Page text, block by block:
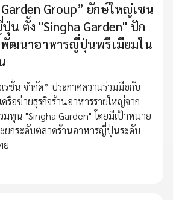
Group” ยักษ์ใหญ่เชน
น ตั้ง "Singha Garden" ปัก
ฒนาอาหารญี่ปุ่นพรีเมียมใน
รชั่น จำกัด” ประกาศความร่วมมือกับ
รือข่ายธุรกิจร้านอาหารรายใหญ่จาก
ทุน "Singha Garden" โดยมีเป้าหมาย
ยกระดับตลาดร้านอาหารญี่ปุ่นระดับ
ย